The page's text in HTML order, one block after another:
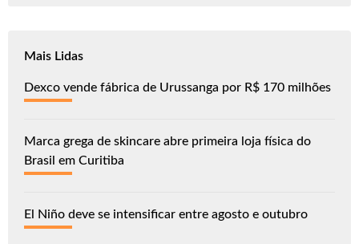
Mais Lidas
Dexco vende fábrica de Urussanga por R$ 170 milhões
Marca grega de skincare abre primeira loja física do
Brasil em Curitiba
El Niño deve se intensificar entre agosto e outubro